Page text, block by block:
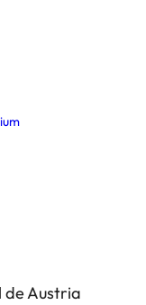
de Austria